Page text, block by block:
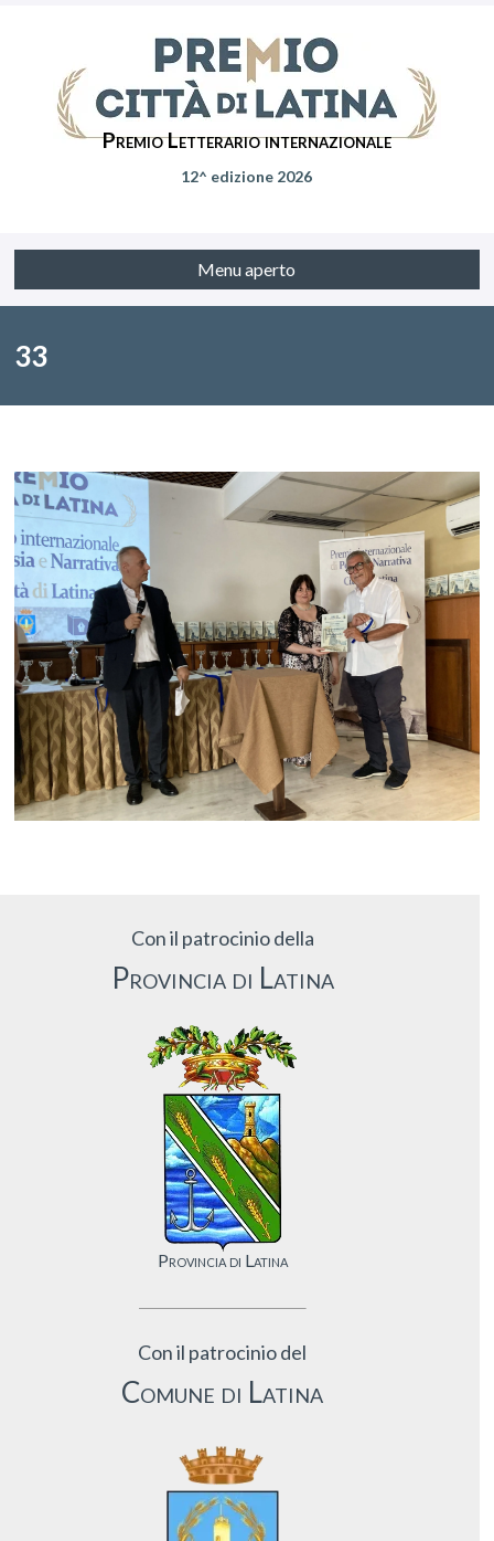
Premio Letterario internazionale
12^ edizione 2026
Menu aperto
33
Con il patrocinio della
Provincia di Latina
Provincia di Latina
Con il patrocinio del
Comune di Latina